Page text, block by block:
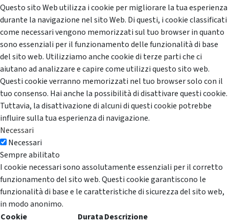
Questo sito Web utilizza i cookie per migliorare la tua esperienza
durante la navigazione nel sito Web. Di questi, i cookie classificati
come necessari vengono memorizzati sul tuo browser in quanto
sono essenziali per il funzionamento delle funzionalità di base
del sito web. Utilizziamo anche cookie di terze parti che ci
aiutano ad analizzare e capire come utilizzi questo sito web.
Questi cookie verranno memorizzati nel tuo browser solo con il
tuo consenso. Hai anche la possibilità di disattivare questi cookie.
Tuttavia, la disattivazione di alcuni di questi cookie potrebbe
influire sulla tua esperienza di navigazione.
Necessari
Necessari
Sempre abilitato
I cookie necessari sono assolutamente essenziali per il corretto
funzionamento del sito web. Questi cookie garantiscono le
funzionalità di base e le caratteristiche di sicurezza del sito web,
in modo anonimo.
Cookie
DurataDescrizione